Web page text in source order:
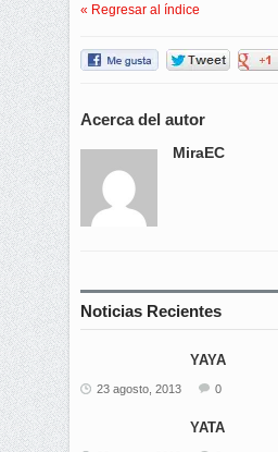
« Regresar al índice
Acerca del autor
MiraEC
Noticias Recientes
YAYA
23 agosto, 2013 0
YATA